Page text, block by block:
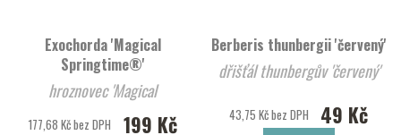
Exochorda 'Magical
Springtime®'
hroznovec 'Magical
Springtime®'
177,68 Kč bez DPH 199 Kč
Berberis thunbergii 'červený'
dřišťál thunbergův 'červený'
43,75 Kč bez DPH 49 Kč